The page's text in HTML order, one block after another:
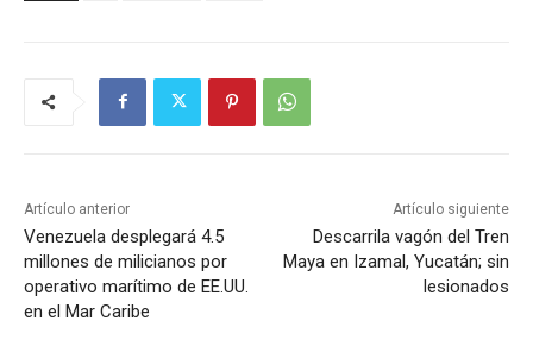
Artículo anterior
Venezuela desplegará 4.5
millones de milicianos por
operativo marítimo de EE.UU.
en el Mar Caribe
Artículo siguiente
Descarrila vagón del Tren
Maya en Izamal, Yucatán; sin
lesionados